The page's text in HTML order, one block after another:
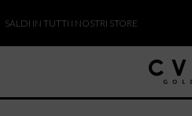
IN TUTTI I NOSTRI STORE